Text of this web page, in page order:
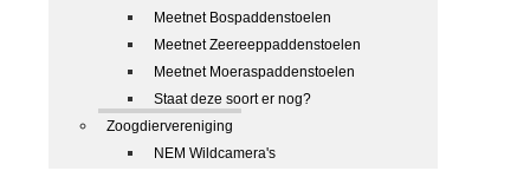
Meetnet Bospaddenstoelen
Meetnet Zeereeppaddenstoelen
Meetnet Moeraspaddenstoelen
Staat deze soort er nog?
Zoogdiervereniging
NEM Wildcamera's